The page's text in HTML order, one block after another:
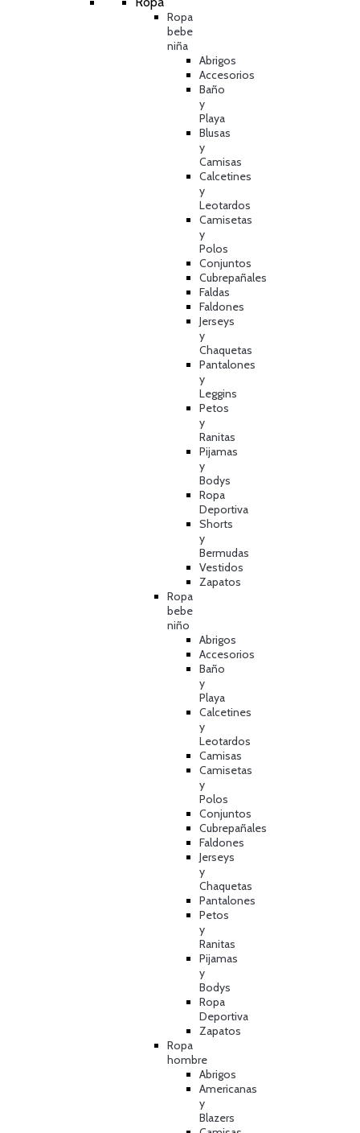
Ropa
bebe
niña
Abrigos
Accesorios
Baño
y
Playa
Blusas
y
Camisas
Calcetines
y
Leotardos
Camisetas
y
Polos
Conjuntos
Cubrepañales
Faldas
Faldones
Jerseys
y
Chaquetas
Pantalones
y
Leggins
Petos
y
Ranitas
Pijamas
y
Bodys
Ropa
Deportiva
Shorts
y
Bermudas
Vestidos
Zapatos
Ropa
bebe
niño
Abrigos
Accesorios
Baño
y
Playa
Calcetines
y
Leotardos
Camisas
Camisetas
y
Polos
Conjuntos
Cubrepañales
Faldones
Jerseys
y
Chaquetas
Pantalones
Petos
y
Ranitas
Pijamas
y
Bodys
Ropa
Deportiva
Zapatos
Ropa
hombre
Abrigos
Americanas
y
Blazers